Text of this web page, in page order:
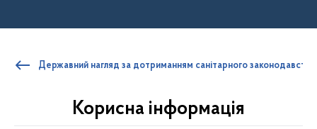
Державний нагляд за дотриманням санітарного законодавства
Корисна інформація